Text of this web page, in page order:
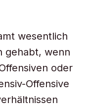
wesentlich
gehabt, wenn
oder
Offensive